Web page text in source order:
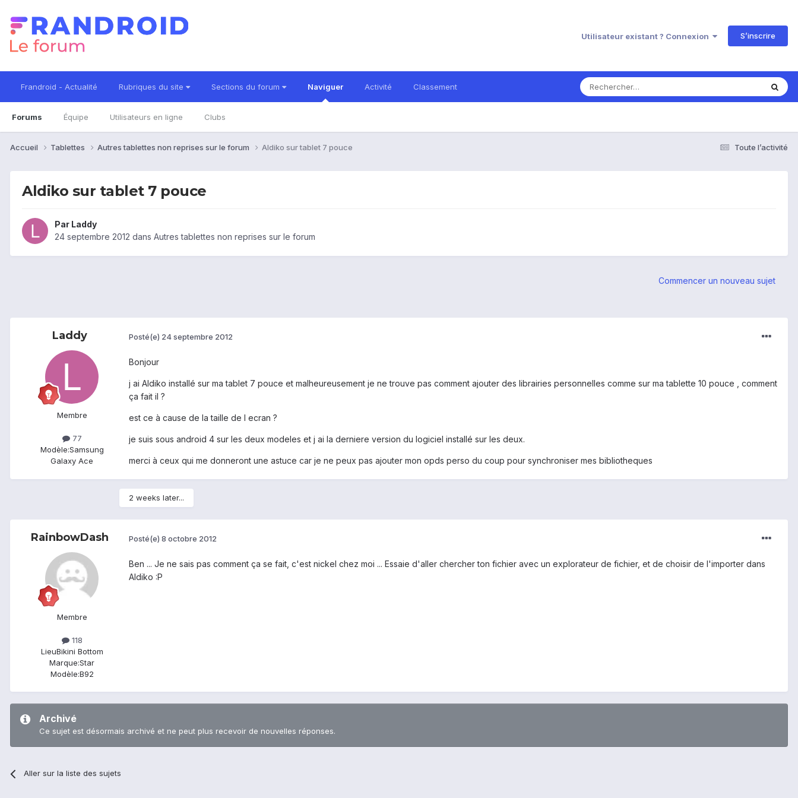
Utilisateur existant ? Connexion S’inscrire
Frandroid - Actualité Rubriques du site Sections du forum Naviguer
Forums Équipe Utilisateurs en ligne Clubs
Activité Classement
Toute l’activité
Accueil Tablettes Autres tablettes non reprises sur le forum Aldiko sur tablet 7 pouce
Aldiko sur tablet 7 pouce
Par Laddy
24 septembre 2012 dans Autres tablettes non reprises sur le forum
Commencer un nouveau sujet
Laddy
Membre
77
Modèle:Samsung
Galaxy Ace
Posté(e) 24 septembre 2012
Bonjour
j ai Aldiko installé sur ma tablet 7 pouce et malheureusement je ne trouve pas comment ajouter des librairies personnelles comme sur ma tablette 10 pouce , comment
ça fait il ?
est ce à cause de la taille de l ecran ?
je suis sous android 4 sur les deux modeles et j ai la derniere version du logiciel installé sur les deux.
merci à ceux qui me donneront une astuce car je ne peux pas ajouter mon opds perso du coup pour synchroniser mes bibliotheques
2 weeks later...
RainbowDash
Membre
118
LieuBikini Bottom
Marque:Star
Modèle:B92
Posté(e) 8 octobre 2012
Ben ... Je ne sais pas comment ça se fait, c'est nickel chez moi ... Essaie d'aller chercher ton fichier avec un explorateur de fichier, et de choisir de l'importer dans
Aldiko :P
Archivé
Ce sujet est désormais archivé et ne peut plus recevoir de nouvelles réponses.
Aller sur la liste des sujets